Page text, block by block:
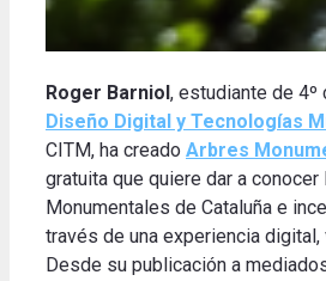
Roger Barniol, estudiante de 4º
Diseño Digital y Tecnologías
CITM, ha creado Arbres
gratuita que quiere dar a
Monumentales de Cataluña e
través de una experiencia
Desde su publicación a